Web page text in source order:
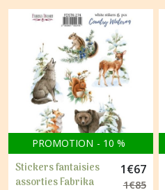
PROMOTION - 10 %
Stickers fantaisies
assorties Fabrika
1€67
1€85